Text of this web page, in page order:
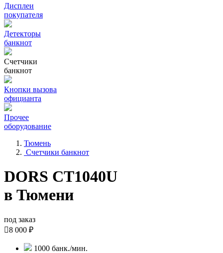
Дисплеи
покупателя
Детекторы
банкнот
Счетчики
банкнот
Кнопки вызова
официанта
Прочее
оборудование
Тюмень
Счетчики банкнот
DORS CT1040U
в Тюмени
под заказ
8 000 ₽
1000 банк./мин.